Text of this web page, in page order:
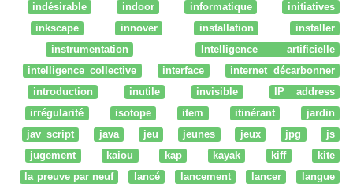
indésirable
indoor informatique
initiatives
inkscape
innover installation
installer
instrumentation
Intelligence artificielle
intelligence collective
interface
internet décarbonner
introduction
inutile invisible
IP address
irrégularité
isotope item itinérant
jardin
jav script
java jeu jeunes jeux jpg
js
jugement
kaiou kap kayak kiff
kite
la preuve par neuf
lancé lancement lancer
langue